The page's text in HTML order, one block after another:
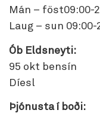
Mán – föst09:00-
Laug – sun
Ób Eldsneyti:
95 okt bensín
Díesl
Þjónusta í boði: